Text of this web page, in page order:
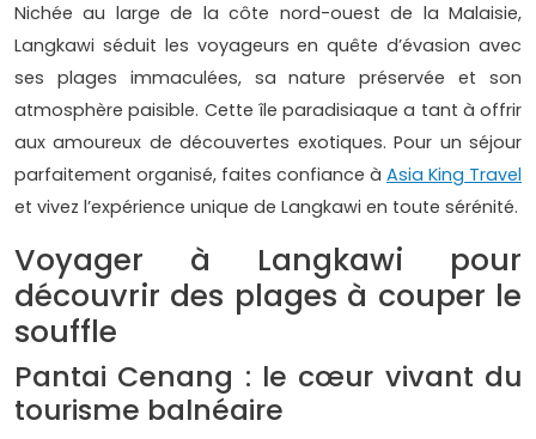
Nichée au large de la côte nord-ouest de la Malaisie,
Langkawi séduit les voyageurs en quête d’évasion avec
ses plages immaculées, sa nature préservée et son
atmosphère paisible. Cette île paradisiaque a tant à offrir
aux amoureux de découvertes exotiques. Pour un séjour
parfaitement organisé, faites confiance à Asia King Travel
et vivez l’expérience unique de Langkawi en toute sérénité.
Voyager à Langkawi pour
découvrir des plages à couper le
souffle
Pantai Cenang : le cœur vivant du
tourisme balnéaire